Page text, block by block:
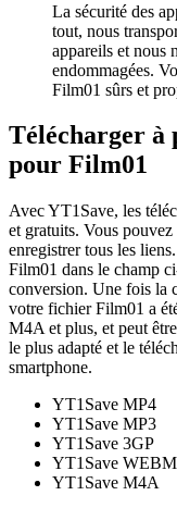
La sécurité des
tout, nous
appareils et nous
endommagées.
Film01 sûrs et
Télécharger à
pour Film01
Avec YT1Save, les
et gratuits. Vous
enregistrer tous les
Film01 dans le champ
conversion. Une fois la
votre fichier Film01 a
M4A et plus, et peut
le plus adapté et le
smartphone.
YT1Save MP4
YT1Save MP3
YT1Save 3GP
YT1Save WEBM
YT1Save M4A